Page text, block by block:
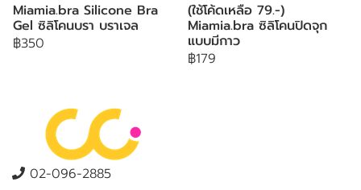
Miamia.bra Silicone Bra
Gel ซิลิโคนบรา บราเจล
฿350
(ใช้โค้ดเหลือ 79.-)
Miamia.bra ซิลิโคนปิดจุก
แบบมีกาว
฿179
02-096-2885